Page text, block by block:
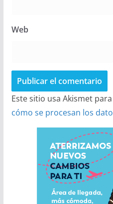
Web
Este sitio usa Akismet
cómo se procesan los